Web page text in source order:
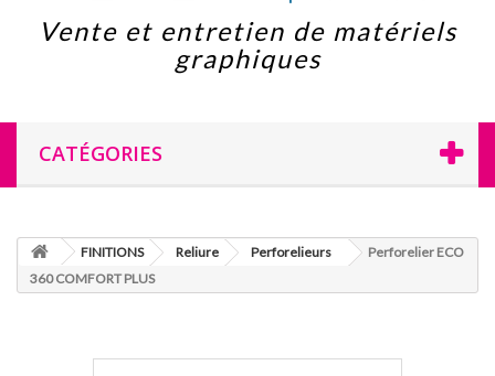
Vente et entretien de matériels
graphiques
CATÉGORIES
FINITIONS Reliure Perforelieurs
Perforelier ECO
360 COMFORT PLUS